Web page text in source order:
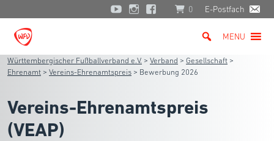
0 E-Postfach
MENU
Württembergischer Fußballverband e.V. > Verband > Gesellschaft >
Ehrenamt > Vereins-Ehrenamtspreis > Bewerbung 2026
Vereins-Ehrenamtspreis
(VEAP)